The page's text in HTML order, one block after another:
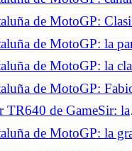
la carrera al sprint,
de MotoGP:
en el Top 5,
de MotoGP: la
pueden soñar
de MotoGP: la
al sprint, Zarco en el
sufrió
de MotoGP:
carrera difícil el
TR640 de GameSir: la
de fuerza en la
de MotoGP: la